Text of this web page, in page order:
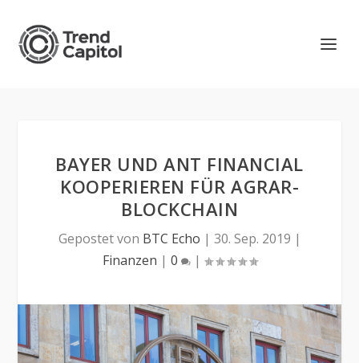
BAYER UND ANT FINANCIAL
KOOPERIEREN FÜR AGRAR-
BLOCKCHAIN
Gepostet von BTC Echo | 30. Sep. 2019 |
Finanzen | 0 |